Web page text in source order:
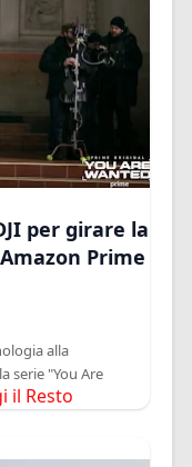
per girare la
Prime
alla
serie "You Are
il Resto